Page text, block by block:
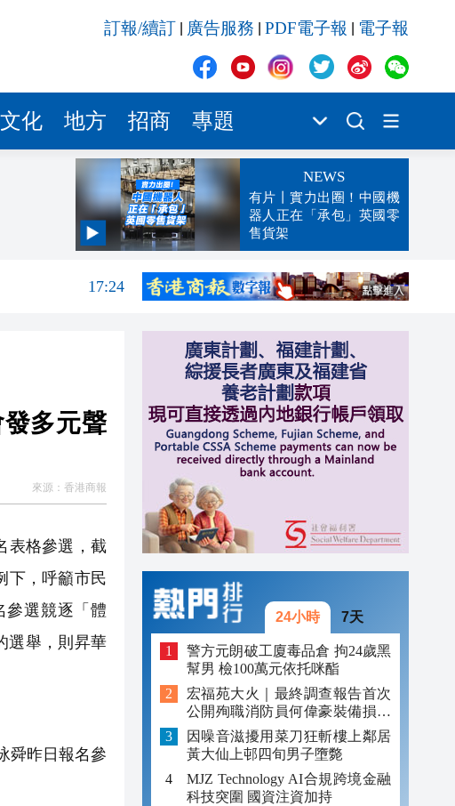
訂報/續訂 廣告服務 PDF電子報 電子報
文化 地方 招商 專題
NEWS
有片丨實力出圈！中國機
器人正在「承包」英國零
售貨架
17:56
17:24
9.9億元對 16:41
16:19
多元聲
來源： 香港商報
表格參選，截
下，呼籲市民
參選競逐「體
選舉，則昇華
舜昨日報名參
24小時 7天
警方元朗破工廈毒品倉 拘24歲黑
幫男 檢100萬元依托咪酯
宏福苑大火｜最終調查報告首次
公開殉職消防員何偉豪裝備損毀
照片
因噪音滋擾用菜刀狂斬樓上鄰居
黃大仙上邨四旬男子墮斃
MJZ Technology AI合規跨境金融
科技突圍 國資注資加持